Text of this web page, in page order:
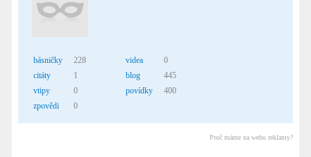
básničky
228
citáty
1
vtipy
0
zpovědi
0
videa
0
blog
445
povídky
400
Proč máme na webu reklamy?